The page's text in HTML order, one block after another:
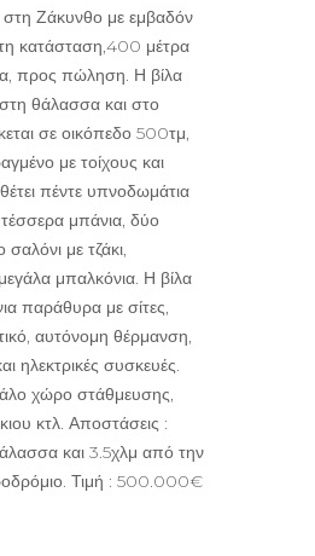
στη Ζάκυνθο με εμβαδόν
κατάσταση,400 μέτρα
προς πώληση. Η βίλα
θάλασσα και στο
σε οικόπεδο 500τμ,
με τοίχους και
πέντε υπνοδωμάτια
μπάνια, δύο
σαλόνι με τζάκι,
μπαλκόνια. Η βίλα
παράθυρα με σίτες,
αυτόνομη θέρμανση,
ηλεκτρικές συσκευές.
χώρο στάθμευσης,
κτλ. Αποστάσεις :
και 3.5χλμ από την
Τιμή : 500.000€